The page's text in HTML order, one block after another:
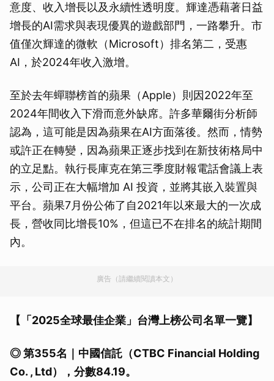
意度、收入增長以及永續性透明度。輝達憑藉著日益
增長的AI需求與表現優異的遊戲部門，一路攀升。市
值僅次輝達的微軟（Microsoft）排名第二，受惠
AI，於2024年收入激增。
至於去年蟬聯榜首的蘋果（Apple）則因2022年至
2024年間收入下滑而意外缺席。許多華爾街分析師
認為，這可能是因為蘋果在AI方面落後。然而，情勢
或許正在轉變，因為蘋果正逐步找到在新技術格局中
的立足點。執行長庫克在第三季度財報電話會議上表
示，公司正在大幅增加 AI 投資，並將其嵌入裝置與
平台。蘋果7月份公佈了自2021年以來最大的一次成
長，營收同比增長10%，但這已不在排名的統計期間
內。
廣告（請繼續閱讀本文）
【「2025全球最佳企業」台灣上榜公司名單一覽】
◎ 第355名｜中國信託（CTBC Financial Holding
Co. , Ltd），分數84.19。